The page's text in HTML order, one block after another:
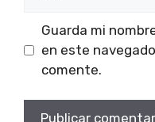
Guarda mi
en este
comente.